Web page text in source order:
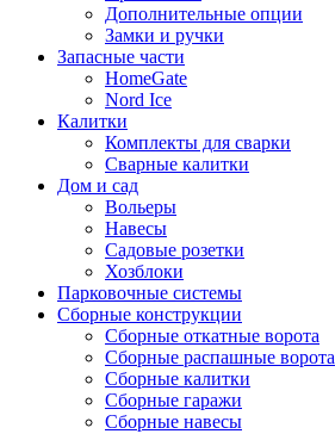
Дополнительные опции
Замки и ручки
Запасные части
HomeGate
Nord Ice
Калитки
Комплекты для сварки
Сварные калитки
Дом и сад
Вольеры
Навесы
Садовые розетки
Хозблоки
Парковочные системы
Сборные конструкции
Сборные откатные ворота
Сборные распашные ворота
Сборные калитки
Сборные гаражи
Сборные навесы